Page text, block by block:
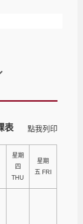
點我列印
表
星期
四
THU
星期
五 FRI